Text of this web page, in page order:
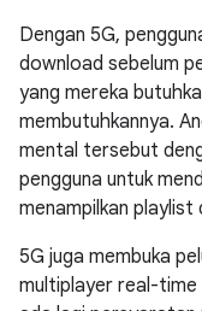
Dengan 5G,
download sebelum
yang mereka
membutuhkannya.
mental tersebut
pengguna untuk
menampilkan
5G juga membuka
multiplayer real-time